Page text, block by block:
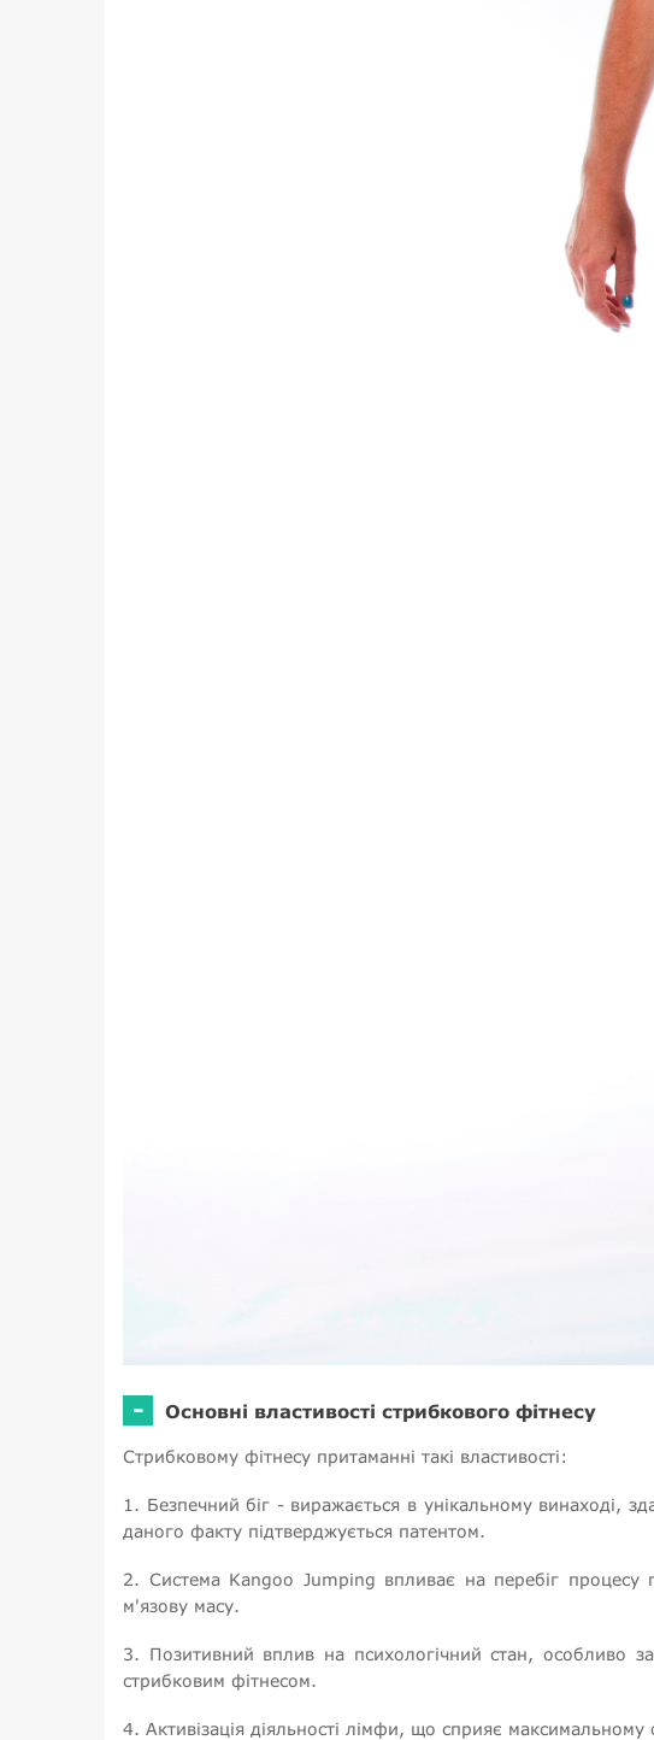
- Основні властивості стрибкового фітнесу
Стрибковому фітнесу притаманні такі властивості:
1. Безпечний біг - виражається в унікальному винаході,
даного факту підтверджується патентом.
2. Система Kangoo Jumping впливає на перебіг процесу
м'язову масу.
3. Позитивний вплив на психологічний стан, особливо за
стрибковим фітнесом.
4. Активізація діяльності лімфи, що сприяє максимальному